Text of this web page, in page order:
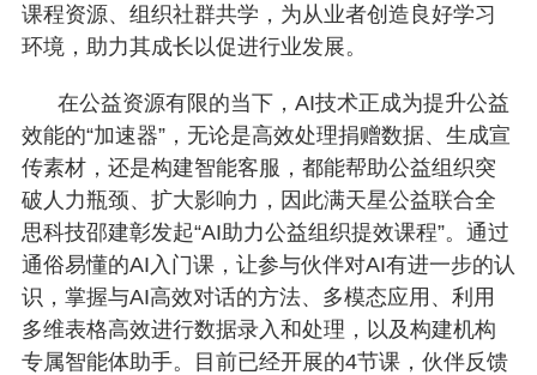
课程资源、组织社群共学，为从业者创造良好学习
环境，助力其成长以促进行业发展。
在公益资源有限的当下，AI技术正成为提升公益
效能的“加速器”，无论是高效处理捐赠数据、生成宣
传素材，还是构建智能客服，都能帮助公益组织突
破人力瓶颈、扩大影响力，因此满天星公益联合全
思科技邵建彰发起“AI助力公益组织提效课程”。通过
通俗易懂的AI入门课，让参与伙伴对AI有进一步的认
识，掌握与AI高效对话的方法、多模态应用、利用
多维表格高效进行数据录入和处理，以及构建机构
专属智能体助手。目前已经开展的4节课，伙伴反馈